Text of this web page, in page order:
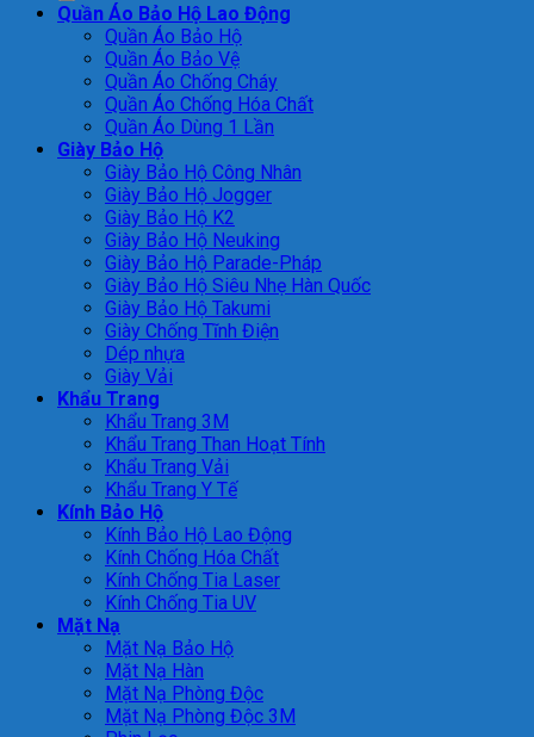
Quần Áo Bảo Hộ Lao Động
Quần Áo Bảo Hộ
Quần Áo Bảo Vệ
Quần Áo Chống Cháy
Quần Áo Chống Hóa Chất
Quần Áo Dùng 1 Lần
Giày Bảo Hộ
Giày Bảo Hộ Công Nhân
Giày Bảo Hộ Jogger
Giày Bảo Hộ K2
Giày Bảo Hộ Neuking
Giày Bảo Hộ Parade-Pháp
Giày Bảo Hộ Siêu Nhẹ Hàn Quốc
Giày Bảo Hộ Takumi
Giày Chống Tĩnh Điện
Dép nhựa
Giày Vải
Khẩu Trang
Khẩu Trang 3M
Khẩu Trang Than Hoạt Tính
Khẩu Trang Vải
Khẩu Trang Y Tế
Kính Bảo Hộ
Kính Bảo Hộ Lao Động
Kính Chống Hóa Chất
Kính Chống Tia Laser
Kính Chống Tia UV
Mặt Nạ
Mặt Nạ Bảo Hộ
Mặt Nạ Hàn
Mặt Nạ Phòng Độc
Mặt Nạ Phòng Độc 3M